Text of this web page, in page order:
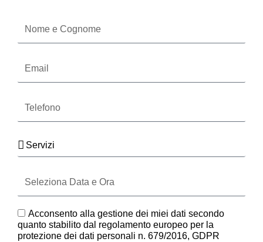
Cognome
Servizi
Data
e
GDPR
Acconsento alla gestione dei miei dati secondo
quanto stabilito dal regolamento europeo per la
protezione dei dati personali n. 679/2016, GDPR